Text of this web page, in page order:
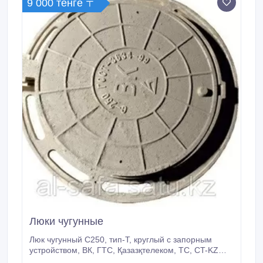
9 000 тенге 〒
Люки чугунные
Люк чугунный С250, тип-Т, круглый с запорным
устройством, ВК, ГТС, Қазазқтелеком, ТС, CT-KZ